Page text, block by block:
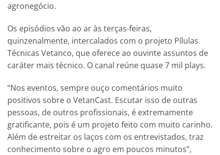
agronegócio.
Os episódios vão ao ar às terças-feiras,
quinzenalmente, intercalados com o projeto Pílulas
Técnicas Vetanco, que oferece ao ouvinte assuntos de
caráter mais técnico. O canal reúne quase 7 mil plays.
“Nos eventos, sempre ouço comentários muito
positivos sobre o VetanCast. Escutar isso de outras
pessoas, de outros profissionais, é extremamente
gratificante, pois é um projeto feito com muito carinho.
Além de estreitar os laços com os entrevistados, traz
conhecimento sobre o agro em poucos minutos”,